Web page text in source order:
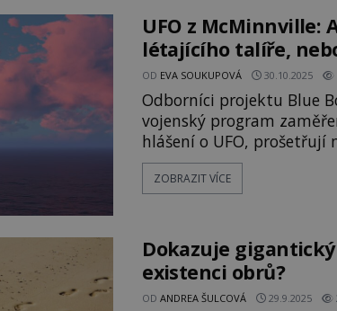
stíny a nad stolem
UFO z
létajícího talíře,
podvrh?
OD EVA SOUKUPOVÁ 30.10.2025
Odborníci projektu Blue
vojenský program
hlášení o UFO, prošetřují
pozoruhodných případů.
podaří objasnit, jiné ale
roce 1950. Je 11.
ZOBRAZIT VÍCE
Dokazuje
existenci obrů?
ODANDREA ŠULCOVÁ 29.9.2025